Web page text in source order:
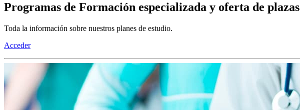
Programas de Formación especializada y oferta de plazas
Toda la información sobre nuestros planes de estudio.
Acceder